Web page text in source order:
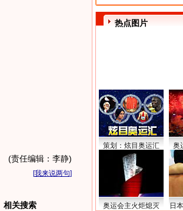
(责任编辑：李静)
[我来说两句]
相关搜索
热点图片
策划：炫目奥运汇 奥
奥运会主火炬熄灭 日